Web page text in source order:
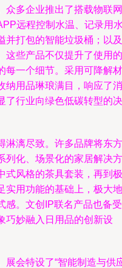
众多企业推出了搭载物联网
远程控制水温、记录用
并打包的智能垃圾桶；以及
这些产品不仅提升了使用的
每一个细节。采用可降解材
纳用品琳琅满目，响应了消
了行业向绿色低碳转型的决
淋漓尽致。许多品牌将东方
列化、场景化的家居解决方
式风格的茶具套装，再到极
实用功能的基础上，极大地
感。文创IP联名产品也备受
巧妙融入日用品的创新设
展会特设了“智能制造与供